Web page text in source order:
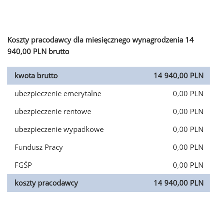
Koszty pracodawcy dla miesięcznego wynagrodzenia 14
940,00 PLN brutto
kwota brutto
14 940,00 PLN
ubezpieczenie emerytalne
0,00 PLN
ubezpieczenie rentowe
0,00 PLN
ubezpieczenie wypadkowe
0,00 PLN
Fundusz Pracy
0,00 PLN
FGŚP
0,00 PLN
koszty pracodawcy
14 940,00 PLN